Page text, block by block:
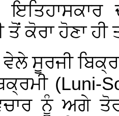
ਤੋਂ ਕੋਰਾ ਹੋਣਾ ਹੀ
ਸੂਰਜੀ
(Luni-
ਨੂੰ ਅਗੇ